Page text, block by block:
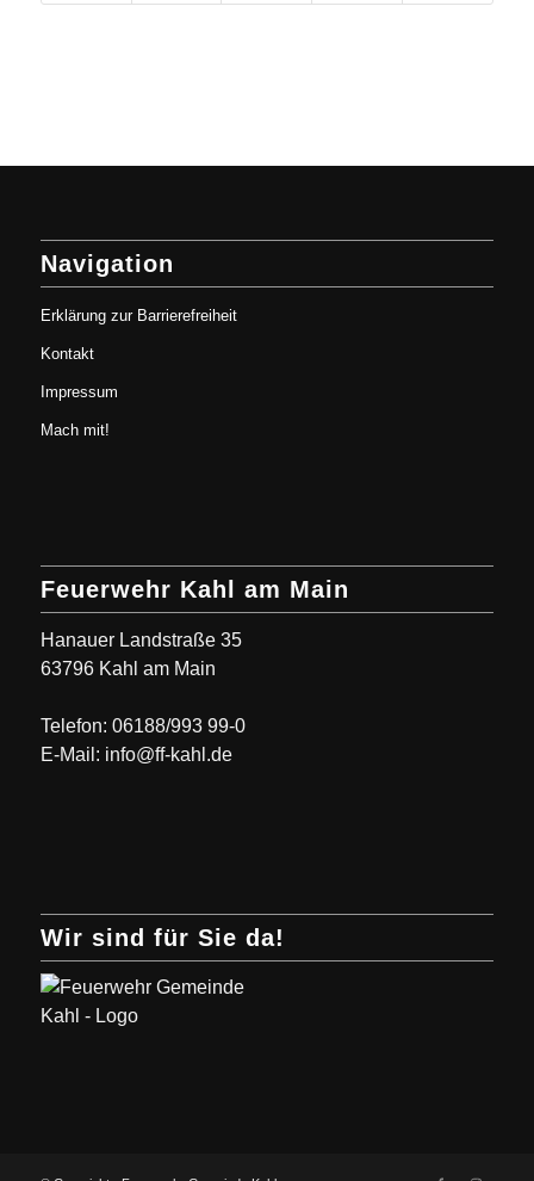
Navigation
Erklärung zur Barrierefreiheit
Kontakt
Impressum
Mach mit!
Feuerwehr Kahl am Main
Hanauer Landstraße 35
63796 Kahl am Main
Telefon: 06188/993 99-0
E-Mail: info@ff-kahl.de
Wir sind für Sie da!